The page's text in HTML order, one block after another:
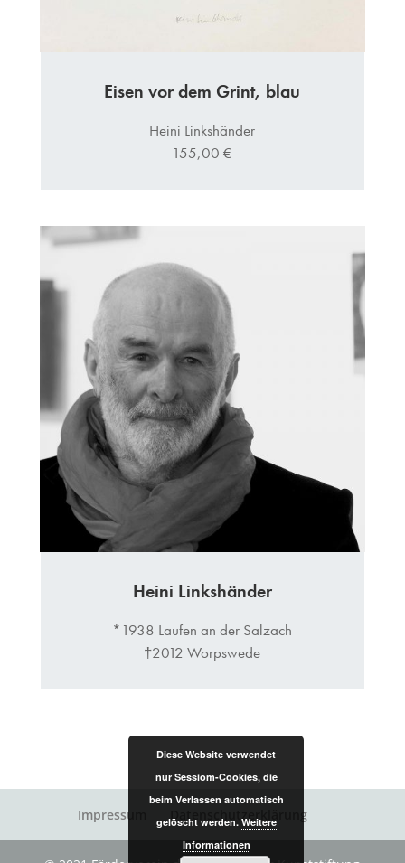
Eisen vor dem Grint, blau
Heini Linkshänder
155,00 €
Heini Linkshänder
*1938 Laufen an der Salzach
†2012 Worpswede
Impressum Datenschutzerklärung
Diese Website verwendet
nur Sessiom-Cookies, die
beim Verlassen automatisch
gelöscht werden. Weitere
Informationen